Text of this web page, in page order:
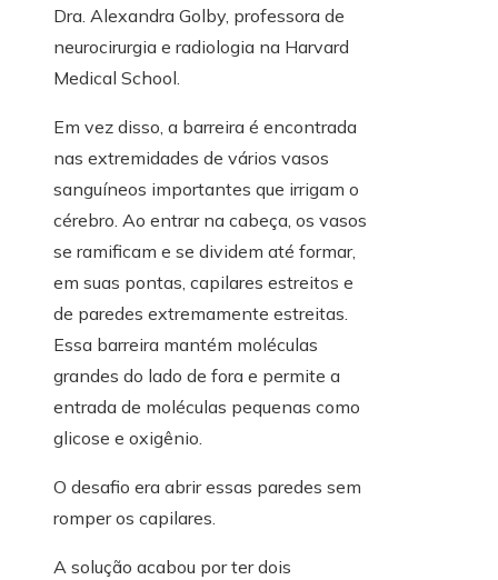
Dra. Alexandra Golby, professora de
neurocirurgia e radiologia na Harvard
Medical School.
Em vez disso, a barreira é encontrada
nas extremidades de vários vasos
sanguíneos importantes que irrigam o
cérebro. Ao entrar na cabeça, os vasos
se ramificam e se dividem até formar,
em suas pontas, capilares estreitos e
de paredes extremamente estreitas.
Essa barreira mantém moléculas
grandes do lado de fora e permite a
entrada de moléculas pequenas como
glicose e oxigênio.
O desafio era abrir essas paredes sem
romper os capilares.
A solução acabou por ter dois